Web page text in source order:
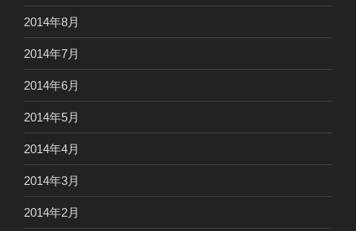
2014年8月
2014年7月
2014年6月
2014年5月
2014年4月
2014年3月
2014年2月